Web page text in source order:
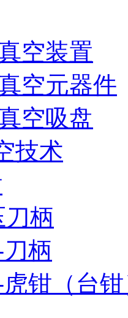
空装置
空元器件
空吸盘
技术
刀柄
柄
虎钳（台